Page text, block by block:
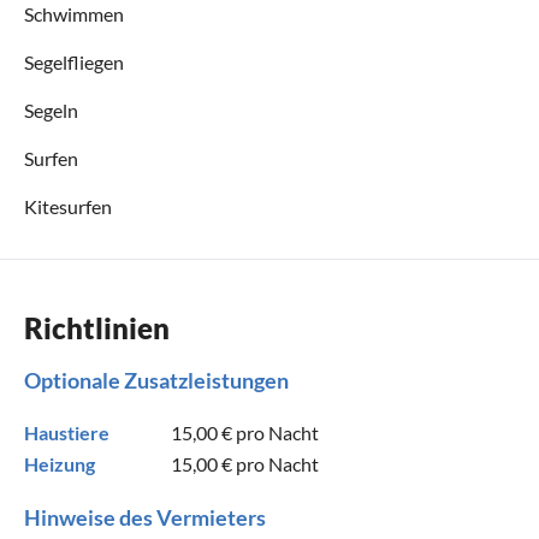
Schwimmen
Segelfliegen
Segeln
Surfen
Kitesurfen
Richtlinien
Optionale Zusatzleistungen
Haustiere 15,00 € pro Nacht
Heizung
15,00 € pro Nacht
Hinweise des Vermieters